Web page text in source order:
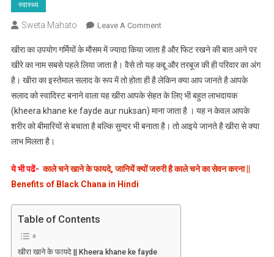
स्वास्थ्य
Sweta Mahato Leave A CommentOn
खाने
के
फायदे
और
नुकसान
व
सेवन
तरीका
खीरा का उपयोग गर्मियों के मौसम में ज्यादा किया जाता है और फिट रखने की बात आने पर
खीरे का नाम सबसे पहले लिया जाता है। वैसे तो यह कद्दू और तरबूज की ही परिवार का अंग
है। खीरा का इस्तेमाल सलाद के रूप में तो होता ही है लेकिन क्या आप जानते है आपके
सलाद को स्वादिस्ट बनाने वाला यह खीरा आपके सेहत के लिए भी बहुत लाभदायक
(kheera khane ke fayde aur nuksan) माना जाता है । यह न केवल आपके
शरीर को बीमारियों से बचाता है बल्कि सुन्दर भी बनाता है। तो आइये जानते है खीरा से क्या
लाभ मिलता है।
ये भी पढें-काले चने खाने के फायदे, जानियें क्यों जरुरी है काले चने का सेवन करना ||
Benefits of Black Chana in Hindi
Table of Contents
खीरा खाने के फायदे || Kheera khane ke fayde